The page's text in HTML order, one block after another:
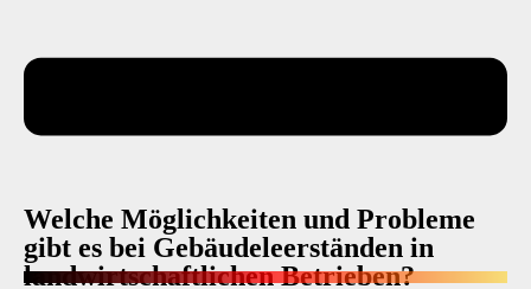
Welche Möglichkeiten und Probleme
gibt es bei Gebäudeleerständen in
landwirtschaftlichen Betrieben?